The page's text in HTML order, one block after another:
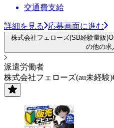
交通費支給
詳細を見る 応募画面に進む
株式会社フェローズ(SB経験量販
の他の求
派遣労働者
株式会社フェローズ(au未経験